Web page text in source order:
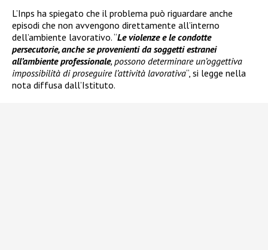
L’Inps ha spiegato che il problema può riguardare anche
episodi che non avvengono direttamente all’interno
dell’ambiente lavorativo. “Le violenze e le condotte
persecutorie, anche se provenienti da soggetti estranei
all’ambiente professionale, possono determinare un’oggettiva
impossibilità di proseguire l’attività lavorativa“, si legge nella
nota diffusa dall’Istituto.